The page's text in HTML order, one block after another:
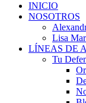
INICIO
NOSOTROS
Lisa
LÍNEAS DE
Tu